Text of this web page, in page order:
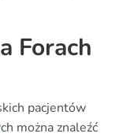
Forach
pacjentów
można znaleźć